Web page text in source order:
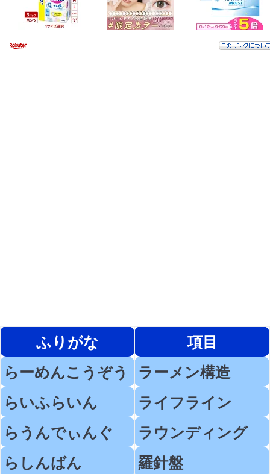
ふりがな
項目
らーめんこうぞう
ラーメン構造
らいふらいん
ライフライン
らうんでぃんぐ
ラウンディング
らしんばん
羅針盤